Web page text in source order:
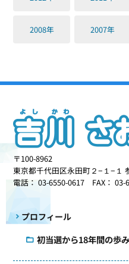
2008年 2007年
〒100-8962
東京都千代田区永田町２−１−１
電話： 03-6550-0617 FAX： 03-
プロフィール
初当選から18年間の歩み